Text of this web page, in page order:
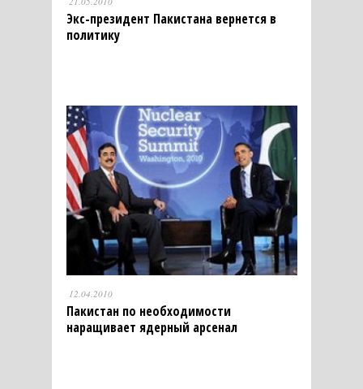
Экс-президент Пакистана вернется в
политику
12.04.2010
Пакистан по необходимости
наращивает ядерный арсенал